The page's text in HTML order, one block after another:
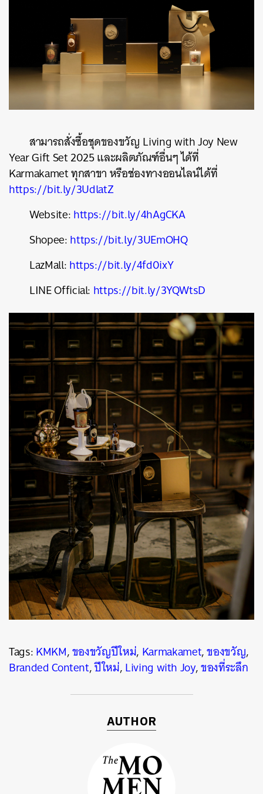
สามารถสั่งซื้อชุดของขวัญ Living with Joy New
Year Gift Set 2025และผลิตภัณฑ์อื่นๆ ได้ที่
Karmakamet ทุกสาขา หรือช่องทางออนไลน์ได้ที่
https://bit.ly/3UdlatZ
Website:https://bit.ly/4hAgCKA
Shopee:https://bit.ly/3UEmOHQ
LazMall:https://bit.ly/4fd0ixY
LINE Official: https://bit.ly/3YQWtsD
Tags:KMKM,ของขวัญปีใหม่, Karmakamet,ของขวัญ,
Branded Content,ปีใหม่,Living with Joy,ของที่ระลึก
AUTHOR